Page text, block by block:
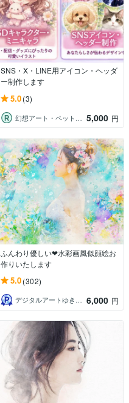
SNS・X・LINE用アイコン・ヘッダ
ー制作します
5.0(3)
幻想アート・ペットクリエーター陽子 5,000 円
ふんわり優しい❤︎水彩画風似顔絵お
作りいたします
5.0(302)
デジタルアートゆきうさぎ 6,000 円